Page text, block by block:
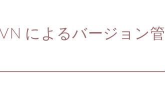
によるバージョン管